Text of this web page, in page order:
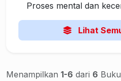
Proses mental dan
Lihat
Menampilkan 1-6 dari 6